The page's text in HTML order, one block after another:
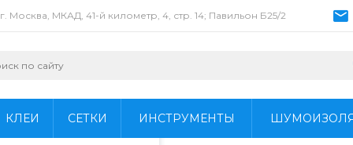
и
.
г. Москва, МКАД, 41-й километр, 4, стр. 14; Павильон Б25/2
КЛЕИ СЕТКИ ИНСТРУМЕНТЫ